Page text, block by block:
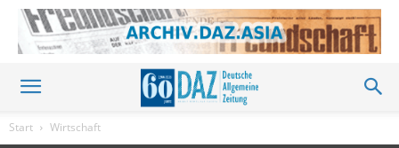
Start Wirtschaft